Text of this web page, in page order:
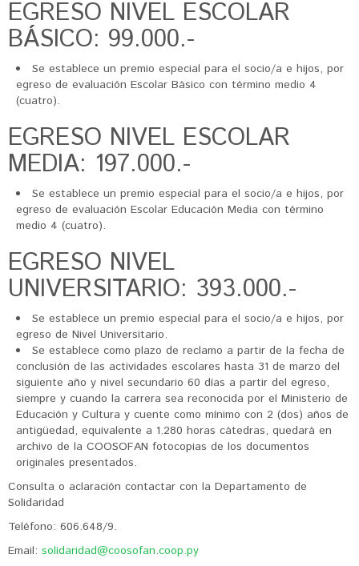
EGRESO NIVEL ESCOLAR
BÁSICO: 99.000.-
Se establece un premio especial para el socio/a e hijos, por
egreso de evaluación Escolar Básico con término medio 4
(cuatro).
EGRESO NIVEL ESCOLAR
MEDIA: 197.000.-
Se establece un premio especial para el socio/a e hijos, por
egreso de evaluación Escolar Educación Media con término
medio 4 (cuatro).
EGRESO NIVEL
UNIVERSITARIO: 393.000.-
Se establece un premio especial para el socio/a e hijos, por
egreso de Nivel Universitario.
Se establece como plazo de reclamo a partir de la fecha de
conclusión de las actividades escolares hasta 31 de marzo del
siguiente año y nivel secundario 60 días a partir del egreso,
siempre y cuando la carrera sea reconocida por el Ministerio de
Educación y Cultura y cuente como mínimo con 2 (dos) años de
antigüedad, equivalente a 1.280 horas cátedras, quedará en
archivo de la COOSOFAN fotocopias de los documentos
originales presentados.
Consulta o aclaración contactar con la Departamento de
Solidaridad
Teléfono: 606.648/9.
Email: solidaridad@coosofan.coop.py